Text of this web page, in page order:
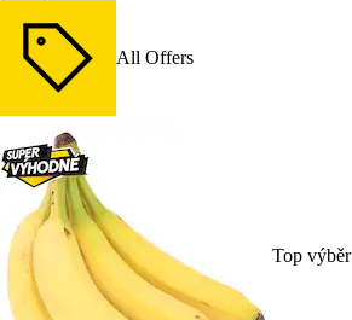
All Offers
Top výběr